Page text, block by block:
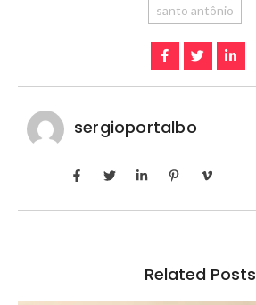
santo antônio
sergioportalbo
Related Posts